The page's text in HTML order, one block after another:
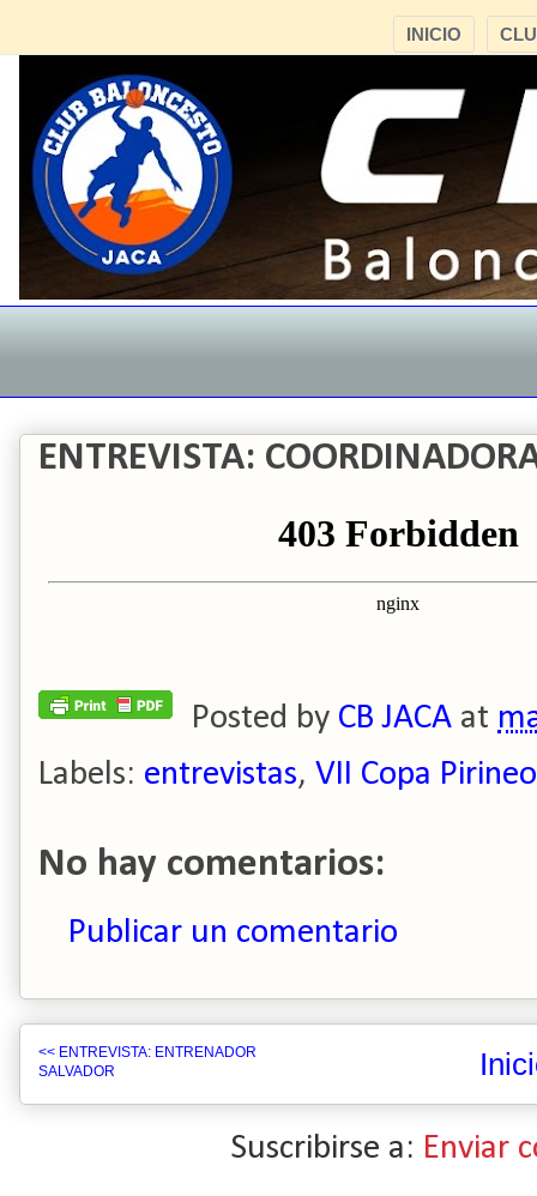
INICIO
ENTREVISTA:
Posted by CB JACA at
Labels: entrevistas, VII Copa
No hay comentarios:
Publicar un comentario
<< ENTREVISTA: ENTRENADOR
SALVADOR
Suscribirse a: Enviar